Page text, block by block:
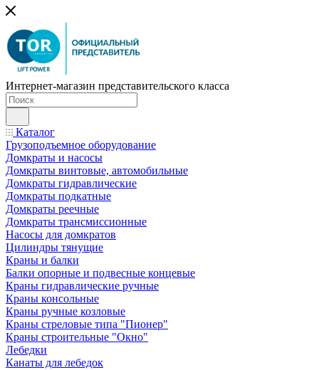
Интернет-магазин представительского класса
Каталог
Грузоподъемное оборудование
Домкраты и насосы
Домкраты винтовые, автомобильные
Домкраты гидравлические
Домкраты подкатные
Домкраты реечные
Домкраты трансмиссионные
Насосы для домкратов
Цилиндры тянущие
Краны и балки
Балки опорные и подвесные концевые
Краны гидравлические ручные
Краны консольные
Краны ручные козловые
Краны стреловые типа "Пионер"
Краны строительные "Окно"
Лебедки
Канаты для лебедок